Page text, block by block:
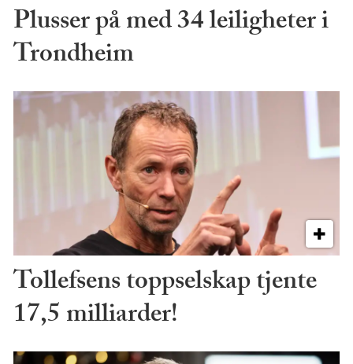
Plusser på med 34 leiligheter i
Trondheim
Tollefsens toppselskap tjente
17,5 milliarder!